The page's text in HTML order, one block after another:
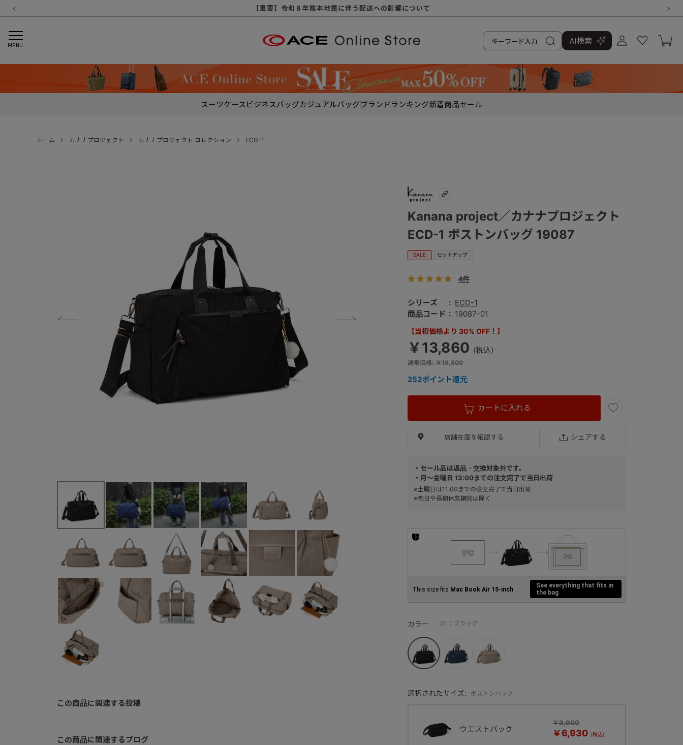
【重要】8/11（火・祝）休業及び配送スケジュールについて
【重要】令和８年熊本地震に伴う配送への影響について
【重要】納品書・領収書ペーパーレス化（電子化）のお知らせ
【重要】天候不良や交通状況・物量増等に伴う配送への影響について
【重要】悪質な詐欺サイトにご注意ください
【重要】各種メールが届かない場合に関しまして
【重要】お問い合わせのご対応に関しまして
【重要】SNSのなりすまし詐欺にご注意ください
MENU AI検索
スーツケースビジネスバッグカジュアルバッグブランドランキング新着商品セール
ホーム カナナプロジェクト カナナプロジェクト コレクション ECD-1
この商品に関連する投稿
この商品に関連するブログ
SALE セットアップ
Kanana project／カナナプロジェクト
ECD-1 ボストンバッグ 19087
シリーズ ECD-1
4件
選択されたサイズ: ボストンバッグ
商品コード 19087-01
【当初価格より 30% OFF！】
￥13,860
通常価格:￥19,800
252ポイント還元
ウエストバッグ
￥9,900
￥6,930
カラー 01：ブラック
This size fits Mac Book Air 15-inch
See everything that fits in
the bag
カートに入れる
・セール品は返品・交換対象外です。
・月～金曜日 13:00までの注文完了で当日出荷
※土曜日は11:00までの注文完了で当日出荷
※祝日や長期休業期間は除く
店舗在庫を確認する シェアする